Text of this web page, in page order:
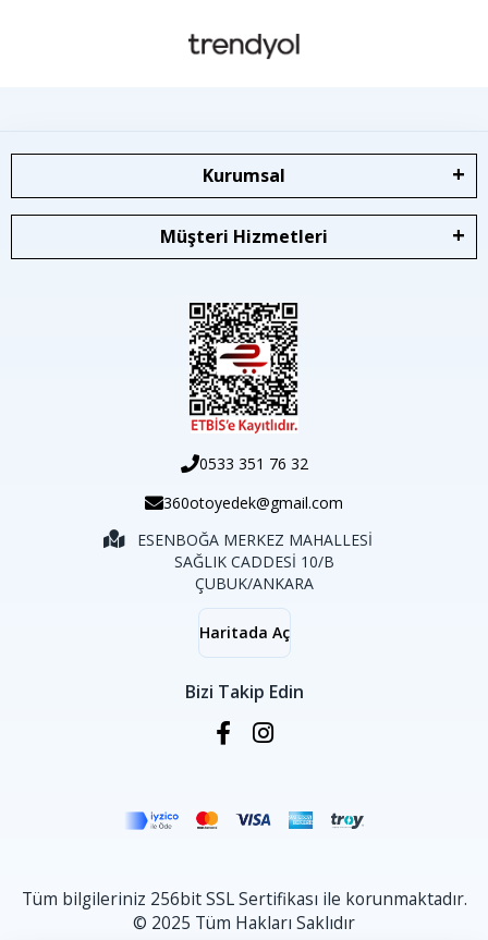
Kurumsal
Müşteri Hizmetleri
0533 351 76 32
360otoyedek@gmail.com
ESENBOĞA MERKEZ MAHALLESİ
SAĞLIK CADDESİ 10/B
ÇUBUK/ANKARA
Haritada Aç
Bizi Takip Edin
Tüm bilgileriniz 256bit SSL Sertifikası ile korunmaktadır.
© 2025 Tüm Hakları Saklıdır